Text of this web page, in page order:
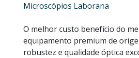
MICRÓTOMOS
MODELOS
Microscópios Laborana
O melhor custo benefício do
equipamento premium de
robustez e qualidade óptica